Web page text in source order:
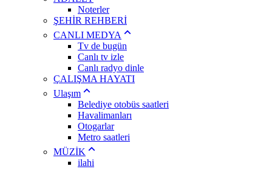
Noterler
ŞEHİR REHBERİ
CANLI MEDYA
Tv de bugün
Canlı tv izle
Canlı radyo dinle
ÇALIŞMA HAYATI
Ulaşım
Belediye otobüs saatleri
Havalimanları
Otogarlar
Metro saatleri
MÜZİK
ilahi